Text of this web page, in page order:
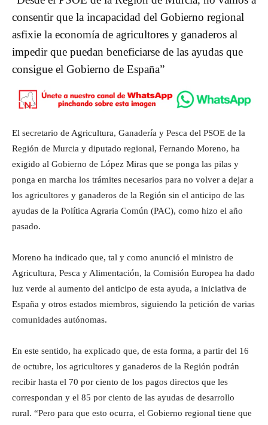
consentir que la incapacidad del Gobierno regional
asfixie la economía de agricultores y ganaderos al
impedir que puedan beneficiarse de las ayudas que
consigue el Gobierno de España”
El secretario de Agricultura, Ganadería y Pesca del PSOE de la
Región de Murcia y diputado regional, Fernando Moreno, ha
exigido al Gobierno de López Miras que se ponga las pilas y
ponga en marcha los trámites necesarios para no volver a dejar a
los agricultores y ganaderos de la Región sin el anticipo de las
ayudas de la Política Agraria Común (PAC), como hizo el año
pasado.
Moreno ha indicado que, tal y como anunció el ministro de
Agricultura, Pesca y Alimentación, la Comisión Europea ha dado
luz verde al aumento del anticipo de esta ayuda, a iniciativa de
España y otros estados miembros, siguiendo la petición de varias
comunidades autónomas.
En este sentido, ha explicado que, de esta forma, a partir del 16
de octubre, los agricultores y ganaderos de la Región podrán
recibir hasta el 70 por ciento de los pagos directos que les
correspondan y el 85 por ciento de las ayudas de desarrollo
rural. “Pero para que esto ocurra, el Gobierno regional tiene que